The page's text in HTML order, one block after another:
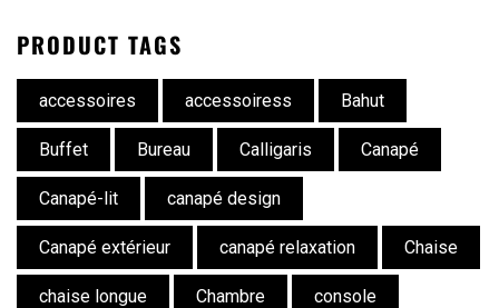
PRODUCT TAGS
accessoires accessoiress Bahut
Buffet Bureau Calligaris Canapé
Canapé-lit canapé design
Canapé extérieur canapé relaxation Chaise
chaise longue Chambre console